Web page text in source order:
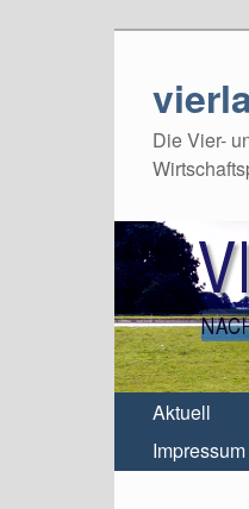
Die Vier-
Aktuell
Impressum